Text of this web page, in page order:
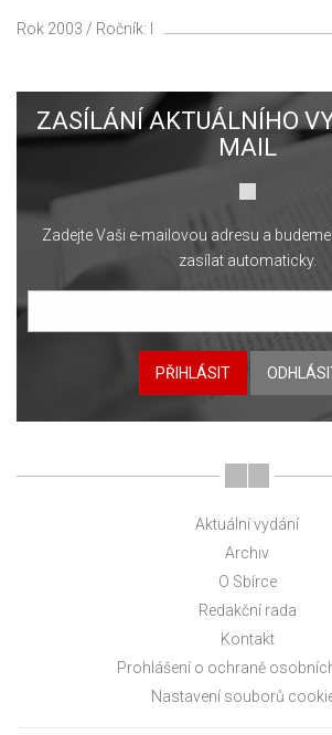
Rok 2003 / Ročník: I
ZASÍLÁNÍ AKTUÁLNÍHO
MAIL
Zadejte Vaši e-mailovou adresu a
zasílat automaticky.
PŘIHLÁSIT
Aktuální vydání
Archiv
O Sbírce
Redakční rada
Kontakt
Prohlášení o ochraně
Nastavení souborů